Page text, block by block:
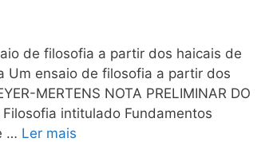
de filosofia a partir dos haicais de
ensaio de filosofia a partir dos
MERTENS NOTA PRELIMINAR DO
intitulado Fundamentos
… Ler mais